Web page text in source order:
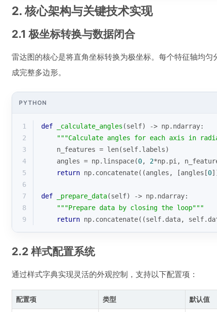
2. 核心架构与关键技术实现
2.1 极坐标转换与数据闭合
雷达图的核心是将直角坐标转换为极坐标。每个特征轴均
成完整多边形。
PYTHON
1 def _calculate_angles (self) -> np.ndarray:
2
"""Calculate angles for each axis in
3
    n_features =
len(self.labels)
4
    angles = np.linspace(
0, 2*np.pi,
5
return np.concatenate((angles, [angles[0
6
7
def _prepare_data(self) -> np.ndarray:
8
"""Prepare data by closing the loop"""
9
return np.concatenate((self.data,
2.2 样式配置系统
通过样式字典实现灵活的外观控制，支持以下配置项：
配置项 类型 默认值